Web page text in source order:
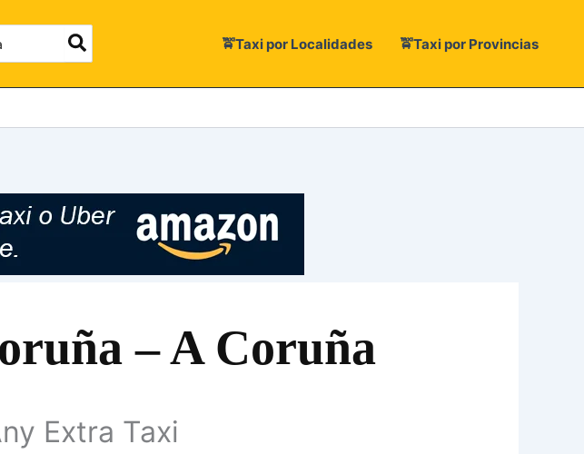
🚖Taxi por Localidades 🚖Taxi por Provincias
– A Coruña
Extra Taxi